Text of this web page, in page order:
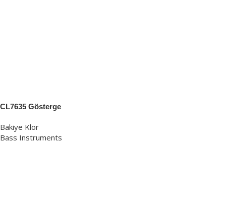
CL7635 Gösterge
Bakiye Klor
Bass Instruments